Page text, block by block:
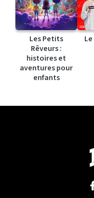
Les Petits
Rêveurs :
histoires et
aventures pour
enfants